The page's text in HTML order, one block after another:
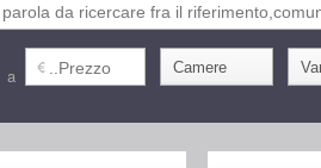
a